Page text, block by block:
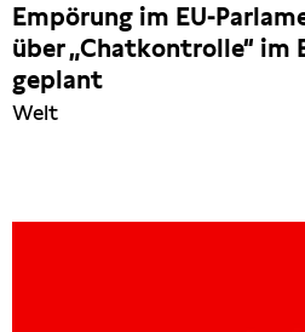
Empörung im EU-
über „Chatkontrolle“ im
geplant
Welt